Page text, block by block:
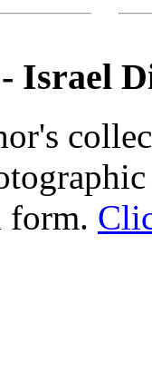
Israel
form.